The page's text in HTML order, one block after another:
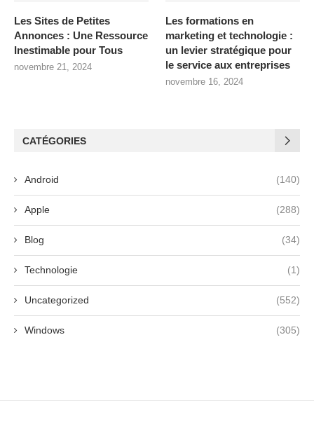
Les Sites de Petites
Annonces : Une Ressource
Inestimable pour Tous
novembre 21, 2024
Les formations en
marketing et technologie :
un levier stratégique pour
le service aux entreprises
novembre 16, 2024
CATÉGORIES
Android (140)
Apple (288)
Blog (34)
Technologie (1)
Uncategorized (552)
Windows (305)